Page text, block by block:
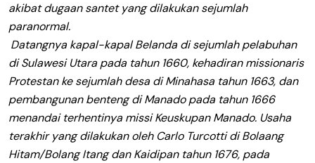
akibat dugaan santet yang dilakukan sejumlah
paranormal.
Datangnya kapal-kapal Belanda di sejumlah pelabuhan
di Sulawesi Utara pada tahun 1660, kehadiran missionaris
Protestan ke sejumlah desa di Minahasa tahun 1663, dan
pembangunan benteng di Manado pada tahun 1666
menandai terhentinya missi Keuskupan Manado. Usaha
terakhir yang dilakukan oleh Carlo Turcotti di Bolaang
Hitam/Bolang Itang dan Kaidipan tahun 1676, pada